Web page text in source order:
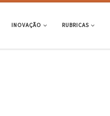
INOVAÇÃO RUBRICAS